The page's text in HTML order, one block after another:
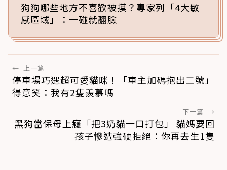
狗狗哪些地方不喜歡被摸？專家列「4大敏
感區域」：一碰就翻臉
← 上一篇
停車場巧遇超可愛貓咪！「車主加碼抱出二號」
得意笑：我有2隻羨慕嗎
下一篇 →
黑狗當保母上癮「把3奶貓一口打包」 貓媽要回
孩子慘遭強硬拒絕：你再去生1隻